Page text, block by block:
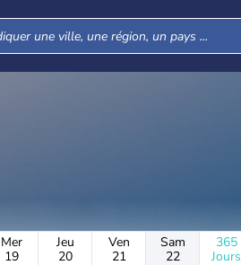
Mer
19
Jeu
20
Ven
21
Sam
22
365
Jours